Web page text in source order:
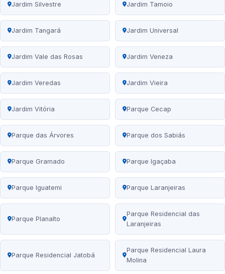
Jardim Silvestre Jardim Tamoio
Jardim Tangará Jardim Universal
Jardim Vale das Rosas Jardim Veneza
Jardim Veredas Jardim Vieira
Jardim Vitória Parque Cecap
Parque das Árvores Parque dos Sabiás
Parque Gramado Parque Igaçaba
Parque Iguatemi Parque Laranjeiras
Parque Planalto
Parque Residencial das
Laranjeiras
Parque Residencial Jatobá
Parque Residencial Laura
Molina